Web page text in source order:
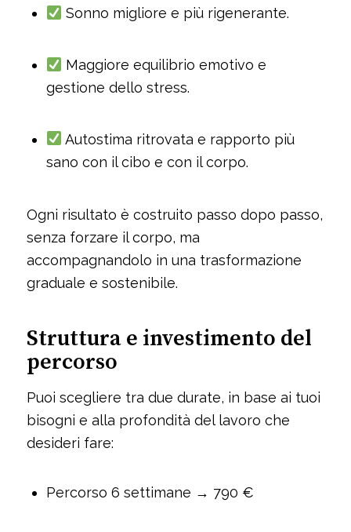
Sonno migliore e più rigenerante.
Maggiore equilibrio emotivo e
gestione dello stress.
Autostima ritrovata e rapporto più
sano con il cibo e con il corpo.
Ogni risultato è costruito passo dopo passo,
senza forzare il corpo, ma
accompagnandolo in una trasformazione
graduale e sostenibile.
Struttura e investimento del
percorso
Puoi scegliere tra due durate, in base ai tuoi
bisogni e alla profondità del lavoro che
desideri fare:
Percorso 6 settimane → 790 €